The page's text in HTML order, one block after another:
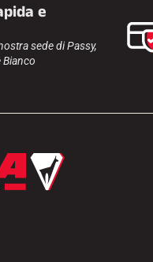
e
sede di Passy,
Bianco